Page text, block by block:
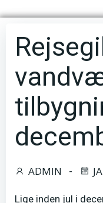
ADMIN -
Lige inden jul i